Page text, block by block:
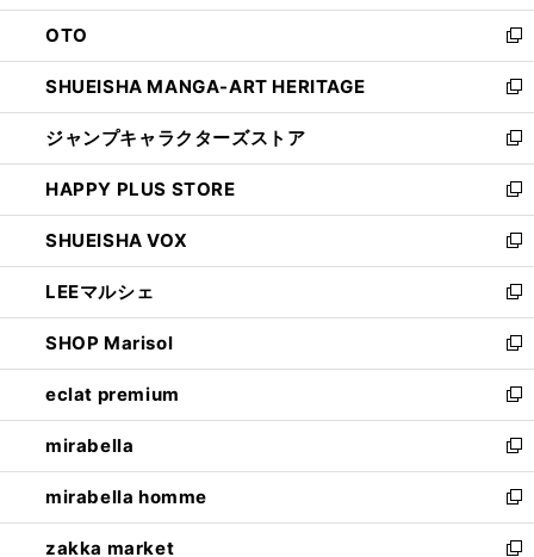
ウ
で
開
く
ン
ド
ウ
で
開
く
OTO
新
し
い
ウ
ィ
ン
ド
ウ
で
開
く
SHUEISHA MANGA-ART HERITAGE
新
し
い
ウ
ィ
ン
ド
ウ
で
開
く
ジャンプキャラクターズストア
新
し
い
ウ
ィ
ン
ド
ウ
で
開
く
HAPPY PLUS STORE
新
し
い
ウ
ィ
ン
ド
ウ
で
開
く
SHUEISHA VOX
新
し
い
ウ
ィ
ン
ド
ウ
で
開
く
LEEマルシェ
新
し
い
ウ
ィ
ン
ド
ウ
で
開
く
SHOP Marisol
新
し
い
ウ
ィ
ン
ド
ウ
で
eclat premium
新
し
い
ウ
ィ
ン
ド
mirabella
新
し
い
ウ
ィ
mirabella homme
新
し
い
zakka market